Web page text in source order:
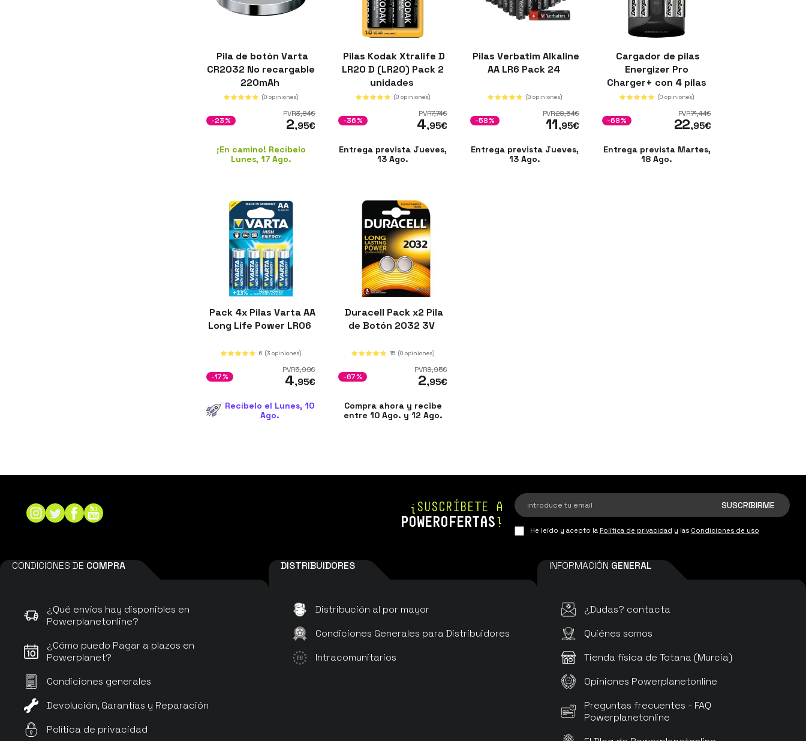
Pila de botón Varta
CR2032 No recargable
220mAh
(0 opiniones)
PVR3,84€
2,95€
-23%
¡En camino! Recíbelo
Lunes, 17 Ago.
Pilas Kodak Xtralife D
LR20 D (LR20) Pack 2
unidades
(0 opiniones)
PVR7,74€
4,95€
-36%
Entrega prevista Jueves,
13 Ago.
Pilas Verbatim Alkaline
AA LR6 Pack 24
(0 opiniones)
PVR28,54€
11,95€
-58%
Entrega prevista Jueves,
13 Ago.
Cargador de pilas
Energizer Pro
Charger+ con 4 pilas
AA 2000mAh NiMH
(0 opiniones)
PVR71,44€
22,95€
-68%
Entrega prevista Martes,
18 Ago.
Pack 4x Pilas Varta AA
Long Life Power LR06
6 (3 opiniones)
PVR5,99€
4,95€
-17%
Recíbelo el Lunes, 10
Ago.
Duracell Pack x2 Pila
de Botón 2032 3V
15 (0 opiniones)
PVR8,95€
2,95€
-67%
Compra ahora y recibe
entre 10 Ago. y 12 Ago.
¡SUSCRÍBETE A
POWEROFERTAS!
He leído y acepto la Política de privacidad y las Condiciones de uso
CONDICIONES DE COMPRA
¿Qué envíos hay disponibles en
Powerplanetonline?
¿Cómo puedo Pagar a plazos en
Powerplanet?
Condiciones generales
Devolución, Garantías y Reparación
Política de privacidad
DISTRIBUIDORES
Distribución al por mayor
Condiciones Generales para Distribuidores
Intracomunitarios
INFORMACIÓN GENERAL
¿Dudas? contacta
Quiénes somos
Tienda física de Totana (Murcia)
Opiniones Powerplanetonline
Preguntas frecuentes - FAQ
Powerplanetonline